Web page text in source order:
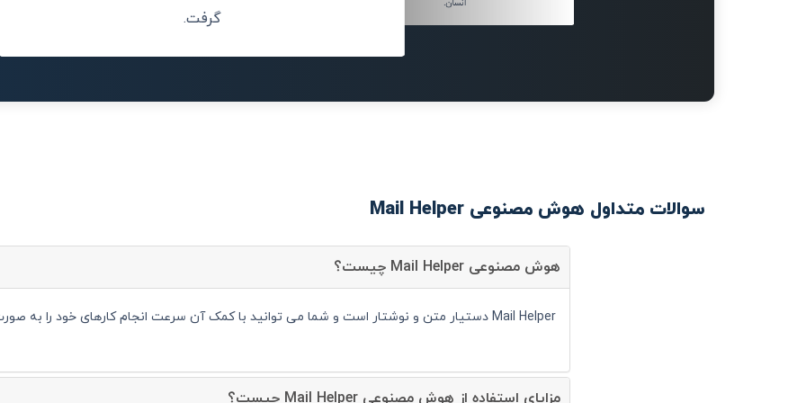
انسان.
گرفت.
سوالات متداول هوش مصنوعی Mail Helper
هوش مصنوعی Mail Helper چیست؟
Mail Helper دستیار متن و نوشتار است و شما می توانید با کمک آن سرعت انجام کارهای خود را به صورت قابل توجهی افزایش دهید.
مزایای استفاده از هوش مصنوعی Mail Helper چیست؟